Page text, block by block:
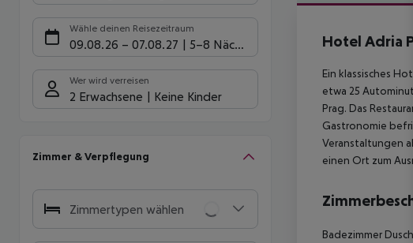
Wähle deinen Reisezeitraum
09.08.26 – 07.08.27 5-8 Nächte
Wer wird verreisen
2 Erwachsene Keine Kinder
Zimmer & Verpflegung
Zimmertypen wählen
Hotel Adria
Ein klassisches
etwa 25
Prag. Das
Gastronomie
Veranstaltungen
einen Ort zum
Badezimmer